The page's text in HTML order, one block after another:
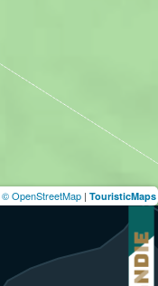
© OpenStreetMap | TouristicMaps